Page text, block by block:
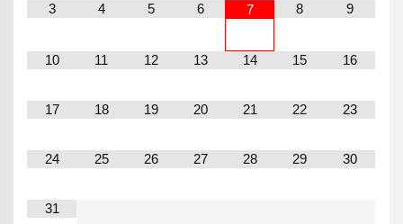
3 4 5 6 7 8 9
10 11 12 13 14 15 16
17 18 19 20 21 22 23
24 25 26 27 28 29 30
31